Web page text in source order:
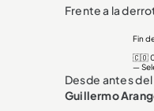
Frente a la
Fin
🇨🇴
—
Desde antes
Guillermo